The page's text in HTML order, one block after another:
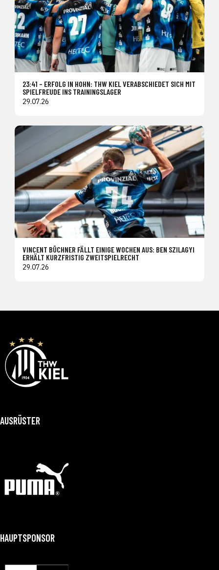
23:41 – ERFOLG IN HOHN: THW KIEL VERABSCHIEDET SICH MIT
SPIELFREUDE INS TRAININGSLAGER
29.07.26
VINCENT BÜCHNER FÄLLT EINIGE WOCHEN AUS: BEN SZILAGYI
ERHÄLT KURZFRISTIG ZWEITSPIELRECHT
29.07.26
AUSRÜSTER
HAUPTSPONSOR